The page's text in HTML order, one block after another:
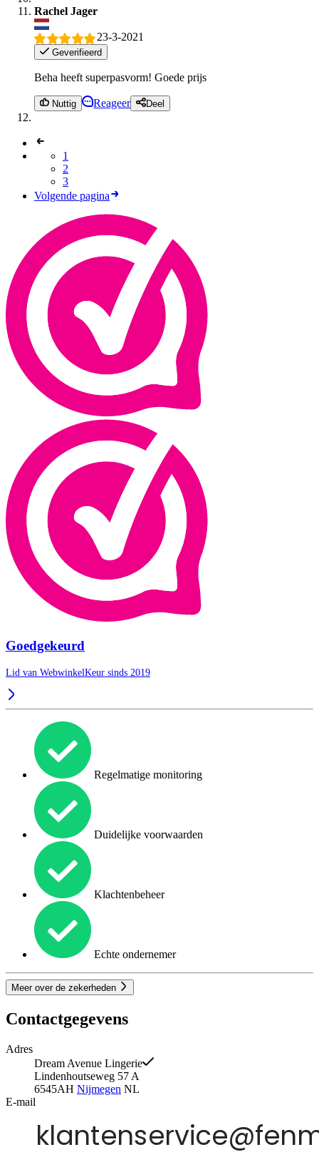
Rachel Jager
23-3-2021
Geverifieerd
Beha heeft superpasvorm! Goede prijs
Nuttig Reageer Deel
1
2
3
Volgende pagina
Goedgekeurd
Lid van WebwinkelKeur sinds 2019
Regelmatige monitoring
Duidelijke voorwaarden
Klachtenbeheer
Echte ondernemer
Meer over de zekerheden
Contactgegevens
Adres
Dream Avenue Lingerie
Lindenhoutseweg 57 A
6545AH Nijmegen NL
E-mail